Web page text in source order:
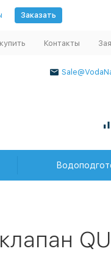
Заказать
Контакты